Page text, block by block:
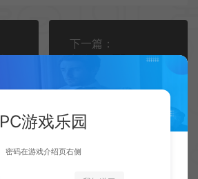
《合金装备》艺术总监：花大量时间设计背部细节
下一篇：
美少女游戏《KANADE》开启制作 主角艺图公布
PC游戏乐园
密码在游戏介绍页右侧